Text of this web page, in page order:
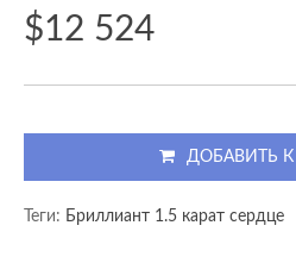
$12 524
ДОБАВИТЬ К
Теги: Бриллиант 1.5 карат сердце